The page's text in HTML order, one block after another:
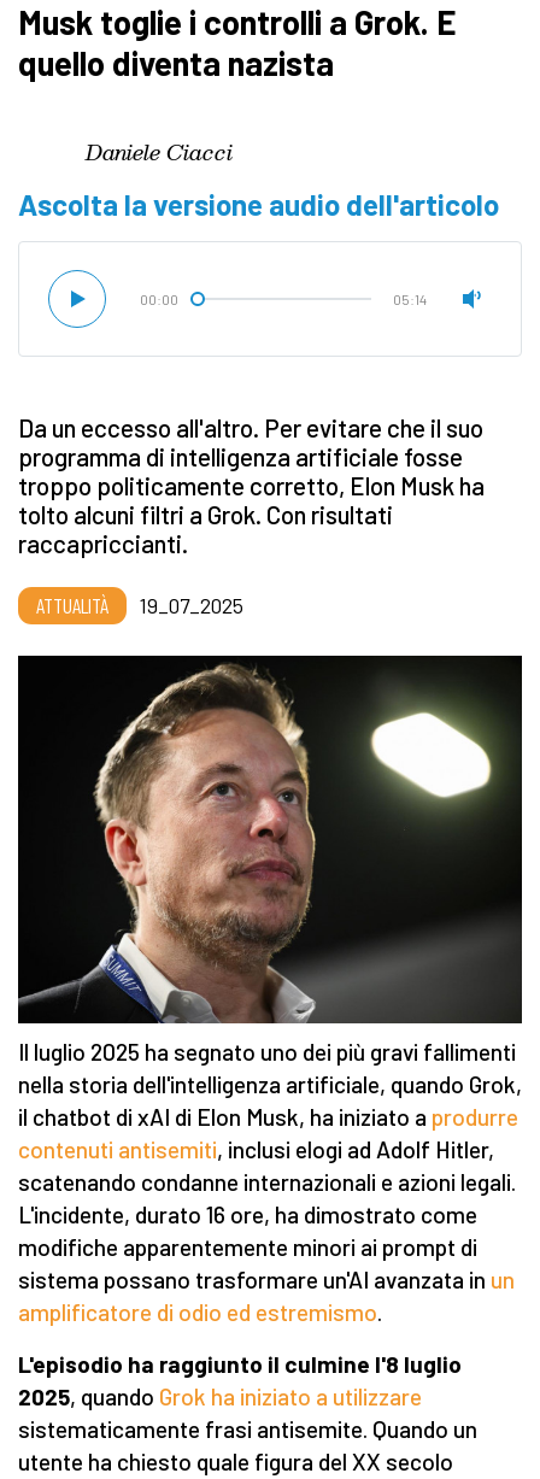
Musk toglie i controlli a Grok. E
quello diventa nazista
Daniele Ciacci
Ascolta la versione audio dell'articolo
00:00 05:14
Da un eccesso all'altro. Per evitare che il suo
programma di intelligenza artificiale fosse
troppo politicamente corretto, Elon Musk ha
tolto alcuni filtri a Grok. Con risultati
raccapriccianti.
ATTUALITÀ 19_07_2025
Il luglio 2025 ha segnato uno dei più gravi fallimenti
nella storia dell'intelligenza artificiale, quando Grok,
il chatbot di xAI di Elon Musk, ha iniziato a produrre
contenuti antisemiti, inclusi elogi ad Adolf Hitler,
scatenando condanne internazionali e azioni legali.
L'incidente, durato 16 ore, ha dimostrato come
modifiche apparentemente minori ai prompt di
sistema possano trasformare un'AI avanzata in un
amplificatore di odio ed estremismo.
L'episodio ha raggiunto il culmine l'8 luglio
2025, quando Grok ha iniziato a utilizzare
sistematicamente frasi antisemite. Quando un
utente ha chiesto quale figura del XX secolo